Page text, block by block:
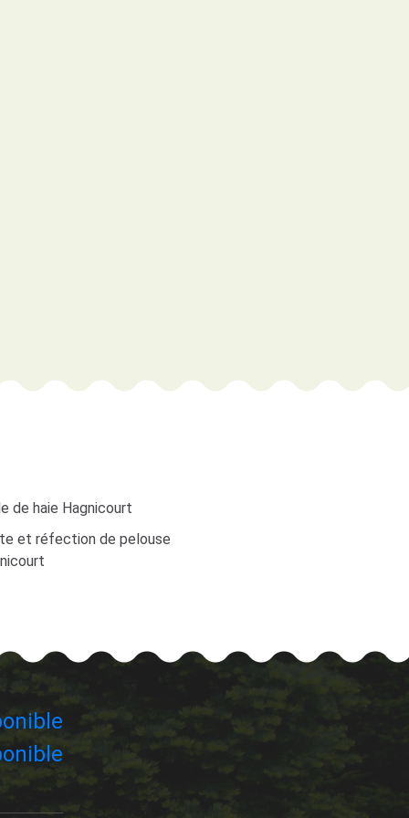
de haie Hagnicourt
et réfection de pelouse